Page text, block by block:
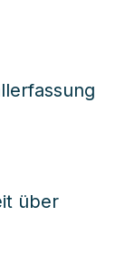
über